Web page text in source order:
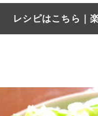
レシピはこちら｜